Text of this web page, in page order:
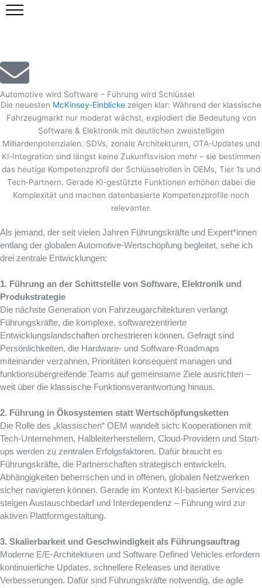
Zum
Automotive wird Software – Führung wird Schlüssel
Die neuesten McKinsey‑Einblicke zeigen klar: Während der klassische
Fahrzeugmarkt nur moderat wächst, explodiert die Bedeutung von
Software & Elektronik mit deutlichen zweistelligen
Milliardenpotenzialen. SDVs, zonale Architekturen, OTA‑Updates und
KI‑Integration sind längst keine Zukunftsvision mehr – sie bestimmen
das heutige Kompetenzprofil der Schlüsselrollen in OEMs, Tier 1s und
Tech‑Partnern. Gerade KI‑gestützte Funktionen erhöhen dabei die
Komplexität und machen datenbasierte Kompetenzprofile noch
relevanter.
Als jemand, der seit vielen Jahren Führungskräfte und Expert*innen
entlang der globalen Automotive‑Wertschöpfung begleitet, sehe ich
drei zentrale Entwicklungen:
1. Führung an der Schittstelle von Software, Elektronik und
Produkstrategie
Die nächste Generation von Fahrzeugarchitekturen verlangt
Führungskräfte, die komplexe, softwarezentrierte
Entwicklungslandschaften orchestrieren können. Gefragt sind
Persönlichkeiten, die Hardware‑ und Software‑Roadmaps
miteinander verzahnen, Prioritäten konsequent managen und
funktionsübergreifende Teams auf gemeinsame Ziele ausrichten –
weit über die klassische Funktionsverantwortung hinaus.
2. Führung in Ökosystemen statt Wertschöpfungsketten
Die Rolle des „klassischen“ OEM wandelt sich: Kooperationen mit
Tech‑Unternehmen, Halbleiterherstellern, Cloud‑Providern und Start-
ups werden zu zentralen Erfolgsfaktoren. Dafür braucht es
Führungskräfte, die Partnerschaften strategisch entwickeln,
Abhängigkeiten beherrschen und in offenen, globalen Netzwerken
sicher navigieren können. Gerade im Kontext KI‑basierter Services
steigen Austauschbedarf und Interdependenz – Führung wird zur
aktiven Plattformgestaltung.
3. Skalierbarkeit und Geschwindigkeit als Führungsauftrag
Moderne E/E‑Architekturen und Software Defined Vehicles erfordern
kontinuierliche Updates, schnellere Releases und iterative
Verbesserungen. Dafür sind Führungskräfte notwendig, die agile